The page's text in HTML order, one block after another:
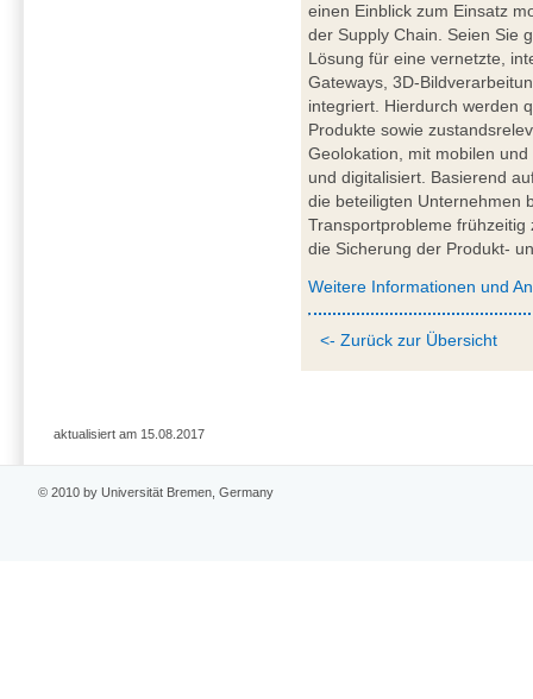
einen Einblick zum Einsatz
der Supply Chain. Seien Sie
Lösung für eine vernetzte,
Gateways, 3D-
integriert. Hierdurch werden
Produkte sowie
Geolokation, mit mobilen
und digitalisiert. Basierend
die beteiligten Unternehmen
Transportprobleme
die Sicherung der Produkt-
Weitere Informationen und
<- Zurück zur Übersicht
aktualisiert am 15.08.2017
© 2010 by Universität Bremen, Germany